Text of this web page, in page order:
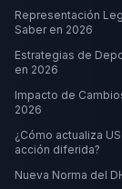
Representación
Saber en 2026
Estrategias de
en 2026
Impacto de
2026
¿Cómo actualiza
acción diferida?
Nueva Norma del